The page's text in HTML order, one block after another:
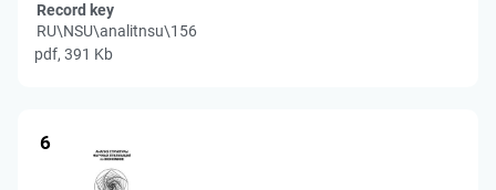
Record key
RU\NSU\analitnsu\156
pdf, 391 Kb
6